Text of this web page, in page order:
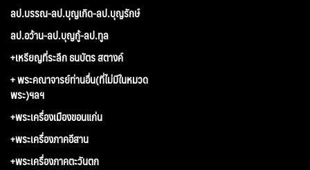
ลป.บรรณ-ลป.บุญเกิด-ลป.บุญรักษ์
ลป.อว้าน-ลป.บุญกู้-ลป.ทูล
+เหรียญที่ระลึก ธนบัตร สตางค์
+ พระคณาจารย์ท่านอื่น(ที่ไม่มีในหมวด
พระ)ฯลฯ
+พระเครื่องเมืองขอนแก่น
+พระเครื่องภาคอีสาน
+พระเครื่องภาคตะวันตก